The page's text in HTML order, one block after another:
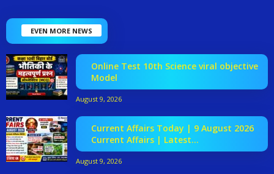
EVEN MORE NEWS
Online Test 10th Science viral objective
Model
August 9, 2026
Current Affairs Today | 9 August 2026
Current Affairs | Latest...
August 9, 2026